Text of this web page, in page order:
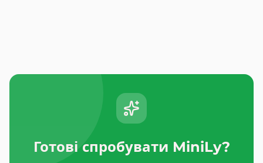
Готові спробувати MiniLy?